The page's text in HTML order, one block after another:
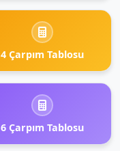
4 Çarpım Tablosu
6 Çarpım Tablosu